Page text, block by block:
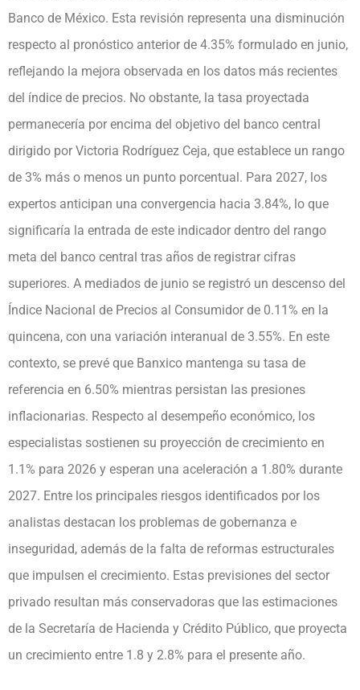
Banco de México. Esta revisión representa una disminución
respecto al pronóstico anterior de 4.35% formulado en junio,
reflejando la mejora observada en los datos más recientes
del índice de precios. No obstante, la tasa proyectada
permanecería por encima del objetivo del banco central
dirigido por Victoria Rodríguez Ceja, que establece un rango
de 3% más o menos un punto porcentual. Para 2027, los
expertos anticipan una convergencia hacia 3.84%, lo que
significaría la entrada de este indicador dentro del rango
meta del banco central tras años de registrar cifras
superiores. A mediados de junio se registró un descenso del
Índice Nacional de Precios al Consumidor de 0.11% en la
quincena, con una variación interanual de 3.55%. En este
contexto, se prevé que Banxico mantenga su tasa de
referencia en 6.50% mientras persistan las presiones
inflacionarias. Respecto al desempeño económico, los
especialistas sostienen su proyección de crecimiento en
1.1% para 2026 y esperan una aceleración a 1.80% durante
2027. Entre los principales riesgos identificados por los
analistas destacan los problemas de gobernanza e
inseguridad, además de la falta de reformas estructurales
que impulsen el crecimiento. Estas previsiones del sector
privado resultan más conservadoras que las estimaciones
de la Secretaría de Hacienda y Crédito Público, que proyecta
un crecimiento entre 1.8 y 2.8% para el presente año.